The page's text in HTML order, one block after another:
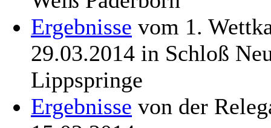
Ergebnisse vom 1.
29.03.2014 in Schloß
Lippspringe
Ergebnisse von der